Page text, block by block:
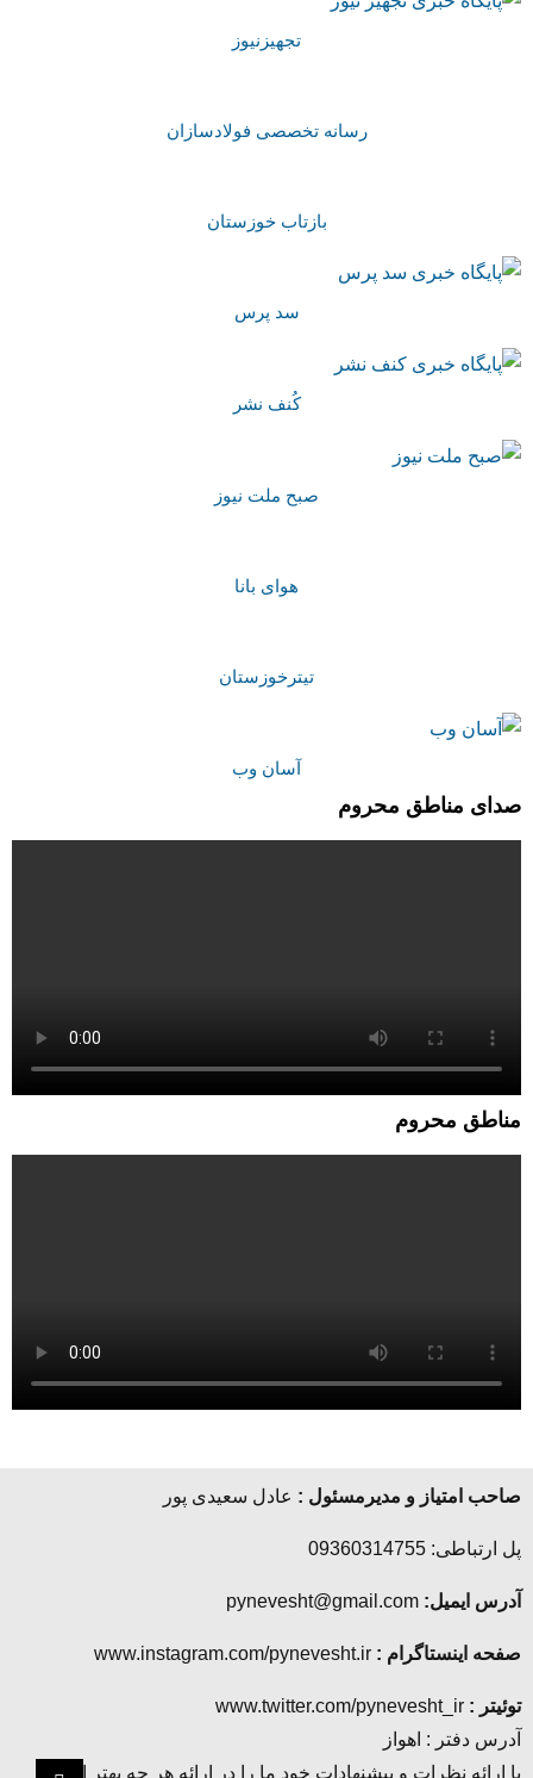
تجهیزنیوز
رسانه تخصصی فولادسازان
بازتاب خوزستان
سد پرس
کُنف نشر
صبح ملت نیوز
هوای بانا
تیترخوزستان
آسان وب
صدای مناطق محروم
مناطق محروم
صاحب امتیاز و مدیرمسئول : عادل سعیدی پور
پل ارتباطی: 09360314755
آدرس ایمیل:
صفحه اینستاگرام :
توئیتر :
آدرس دفتر : اهواز
با ارائه نظرات و پیشنهادات خود ما را در ارائه هر چه بهتر این